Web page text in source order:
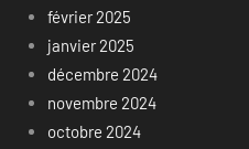
février 2025
janvier 2025
décembre 2024
novembre 2024
octobre 2024